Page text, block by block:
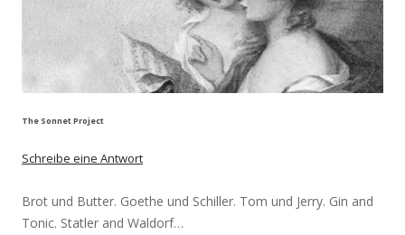
The Sonnet Project
Schreibe eine Antwort
Brot und Butter. Goethe und Schiller. Tom und Jerry. Gin and
Tonic. Statler and Waldorf…